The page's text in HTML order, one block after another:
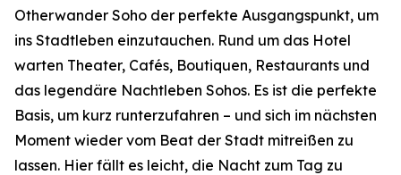
Otherwander Soho der perfekte Ausgangspunkt, um
ins Stadtleben einzutauchen. Rund um das Hotel
warten Theater, Cafés, Boutiquen, Restaurants und
das legendäre Nachtleben Sohos. Es ist die perfekte
Basis, um kurz runterzufahren – und sich im nächsten
Moment wieder vom Beat der Stadt mitreißen zu
lassen. Hier fällt es leicht, die Nacht zum Tag zu